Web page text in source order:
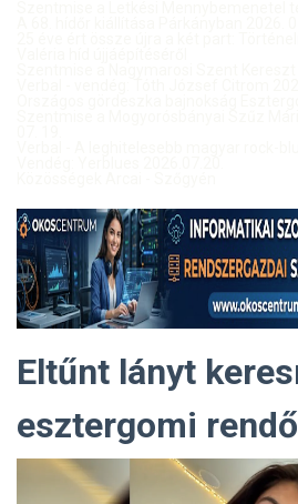
Eltűnt lányt
esztergomi